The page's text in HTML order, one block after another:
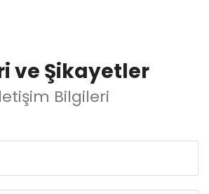
ve Şikayetler
Bilgileri